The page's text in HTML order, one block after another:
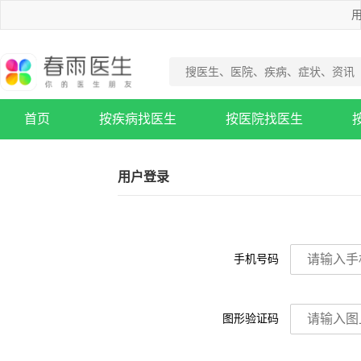
首页 按疾病找医生 按医院找医生
用户登录
手机号码
图形验证码